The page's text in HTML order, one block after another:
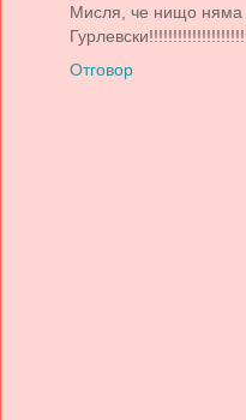
Мисля, че нищо няма
Отговор